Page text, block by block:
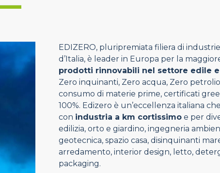
EDIZERO, pluripremiata filiera di
d’Italia, è leader in Europa per la
prodotti rinnovabili nel settore edile
Zero inquinanti, Zero acqua, Zero
consumo di materie prime, certificati
100%. Edizero è un’eccellenza italiana
con industria a km cortissimoe per
edilizia, orto e giardino, ingegneria
geotecnica, spazio casa, disinquinanti
arredamento, interior design, letto,
packaging.